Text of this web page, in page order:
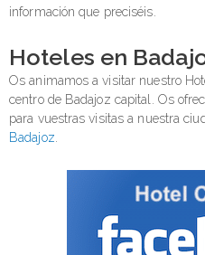
información que preciséis.
Hoteles en
Os animamos a visitar nuestro
centro de Badajoz capital. Os
para vuestras visitas a nuestra
Badajoz.